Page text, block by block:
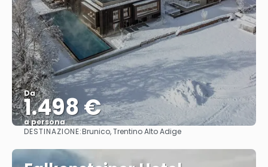
Da
1.498 €
a persona
Vedere
DESTINAZIONE:Brunico, Trentino Alto Adige